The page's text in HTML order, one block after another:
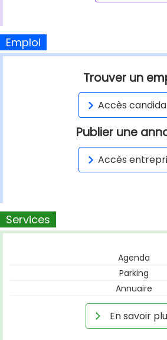
Emploi
Trouver un
Accès
Publier une
Accès
Services
Agenda
Parking
Annuaire
En savoir